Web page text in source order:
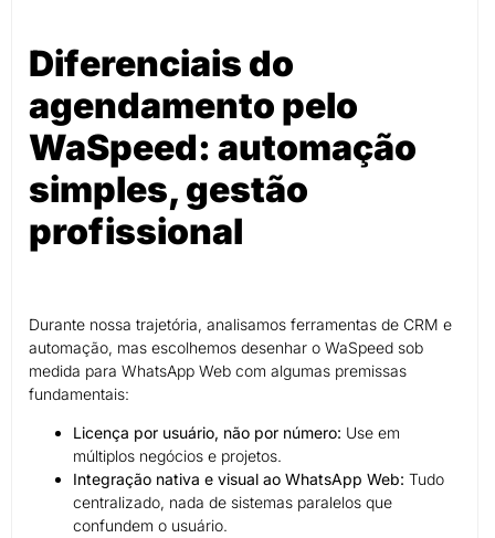
Diferenciais do
agendamento pelo
WaSpeed: automação
simples, gestão
profissional
Durante nossa trajetória, analisamos ferramentas de CRM e
automação, mas escolhemos desenhar o WaSpeed sob
medida para WhatsApp Web com algumas premissas
fundamentais:
Licença por usuário, não por número: Use em
múltiplos negócios e projetos.
Integração nativa e visual ao WhatsApp Web: Tudo
centralizado, nada de sistemas paralelos que
confundem o usuário.